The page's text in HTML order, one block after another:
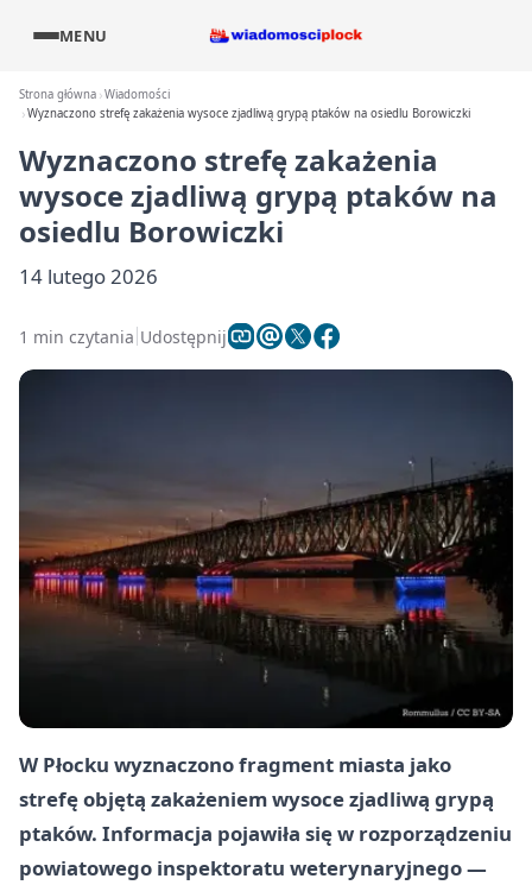
MENU
Strona główna Wiadomości
Wyznaczono strefę zakażenia wysoce zjadliwą grypą ptaków na osiedlu Borowiczki
Wyznaczono strefę zakażenia
wysoce zjadliwą grypą ptaków na
osiedlu Borowiczki
14 lutego 2026
1 min czytania Udostępnij
W Płocku wyznaczono fragment miasta jako
strefę objętą zakażeniem wysoce zjadliwą grypą
ptaków. Informacja pojawiła się w rozporządzeniu
powiatowego inspektoratu weterynaryjnego —